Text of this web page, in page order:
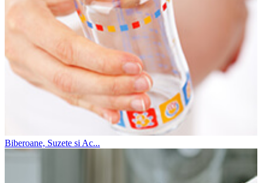
Biberoane, Suzete si Ac...